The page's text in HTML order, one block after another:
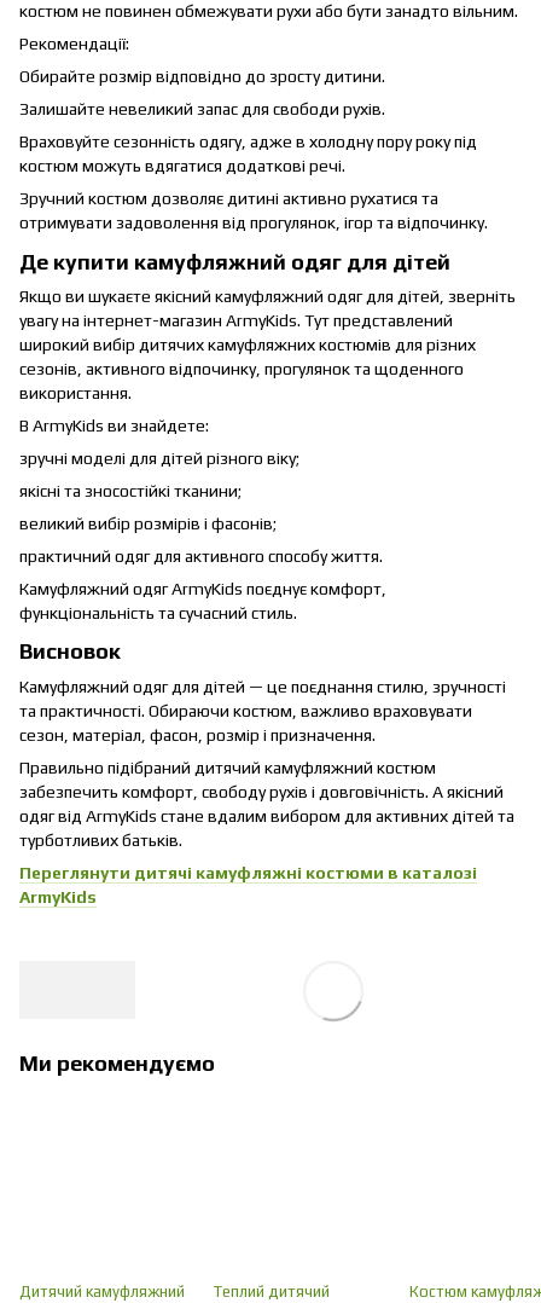
костюм не повинен обмежувати рухи або бути занадто вільним.
Рекомендації:
Обирайте розмір відповідно до зросту дитини.
Залишайте невеликий запас для свободи рухів.
Враховуйте сезонність одягу, адже в холодну пору року під
костюм можуть вдягатися додаткові речі.
Зручний костюм дозволяє дитині активно рухатися та
отримувати задоволення від прогулянок, ігор та відпочинку.
Де купити камуфляжний одяг для дітей
Якщо ви шукаєте якісний камуфляжний одяг для дітей, зверніть
увагу на інтернет-магазин ArmyKids. Тут представлений
широкий вибір дитячих камуфляжних костюмів для різних
сезонів, активного відпочинку, прогулянок та щоденного
використання.
В ArmyKids ви знайдете:
зручні моделі для дітей різного віку;
якісні та зносостійкі тканини;
великий вибір розмірів і фасонів;
практичний одяг для активного способу життя.
Камуфляжний одяг ArmyKids поєднує комфорт,
функціональність та сучасний стиль.
Висновок
Камуфляжний одяг для дітей — це поєднання стилю, зручності
та практичності. Обираючи костюм, важливо враховувати
сезон, матеріал, фасон, розмір і призначення.
Правильно підібраний дитячий камуфляжний костюм
забезпечить комфорт, свободу рухів і довговічність. А якісний
одяг від ArmyKids стане вдалим вибором для активних дітей та
турботливих батьків.
Переглянути дитячі камуфляжні костюми в каталозі
ArmyKids
Ми рекомендуємо
Дитячий камуфляжний
Теплий дитячий
Костюм